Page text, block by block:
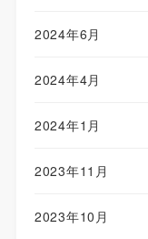
2024年6月
2024年4月
2024年1月
2023年11月
2023年10月